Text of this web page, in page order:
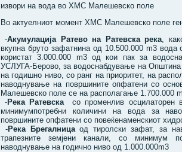
извори на вода во ХМС Малешевско поле
Во актуелниот момент ХМС Малешевско поле
-Акумулација Ратево на Ратевска река,
вкупна бруто зафатнина од 10.500.000 m3 вода
користат 3.000.000 m3 од кои пак за
УСЛУГА-Берово, за водоснабдување на
на годишно ниво, со ранг на приоритет, на
наводнување на површините опфатени со
Малешевско поле се на располагање 1.700.000
-Река Ратевска
со променлив осцилаторен
минимумпотребни количини на вода за
површините опфатени со повеќенаменскиот
-Река Брегалницаод тиролски зафат, за
трапезните земјени канали, со минимум
наводнување на годично ниво од 1.000.000m3